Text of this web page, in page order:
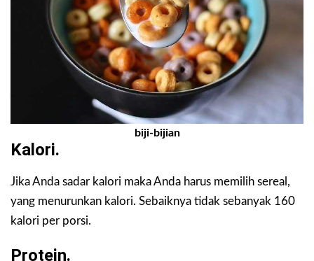
biji-bijian
Kalori.
Jika Anda sadar kalori maka Anda harus memilih sereal,
yang menurunkan kalori. Sebaiknya tidak sebanyak 160
kalori per porsi.
Protein.